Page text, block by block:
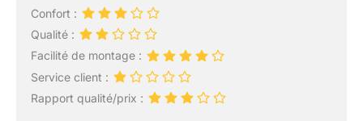
Confort :
Qualité :
Facilité de montage :
Service client :
Rapport qualité/prix :